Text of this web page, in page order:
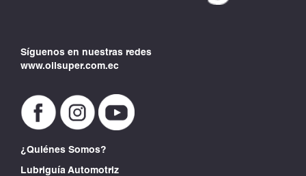
Síguenos en nuestras redes
www.oilsuper.com.ec
¿Quiénes Somos?
Lubriguía Automotriz